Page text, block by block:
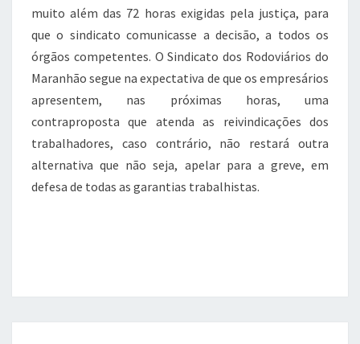
muito além das 72 horas exigidas pela justiça, para
que o sindicato comunicasse a decisão, a todos os
órgãos competentes. O Sindicato dos Rodoviários do
Maranhão segue na expectativa de que os empresários
apresentem, nas próximas horas, uma
contraproposta que atenda as reivindicações dos
trabalhadores, caso contrário, não restará outra
alternativa que não seja, apelar para a greve, em
defesa de todas as garantias trabalhistas.